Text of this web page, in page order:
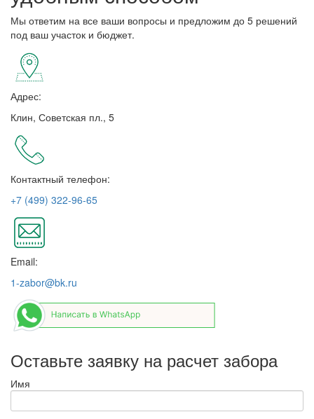
Мы ответим на все ваши вопросы и предложим до 5 решений
под ваш участок и бюджет.
Адрес:
Клин, Советская пл., 5
Контактный телефон:
+7 (499) 322-96-65
Email:
1-zabor@bk.ru
Оставьте заявку на расчет забора
Имя